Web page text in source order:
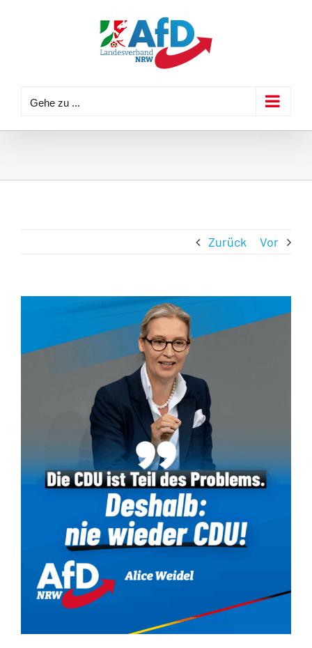
Gehe zu ...
Zurück Vor